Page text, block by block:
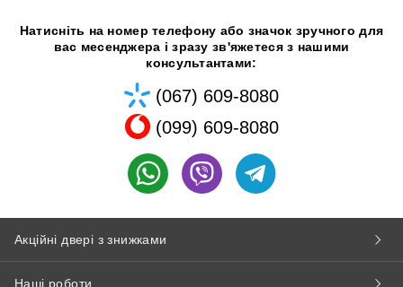
Натисніть на номер телефону або значок зручного для
вас месенджера і зразу зв'яжетеся з нашими
консультантами:
(067) 609-8080
(099) 609-8080
Акційні двері з знижками
Наші роботи